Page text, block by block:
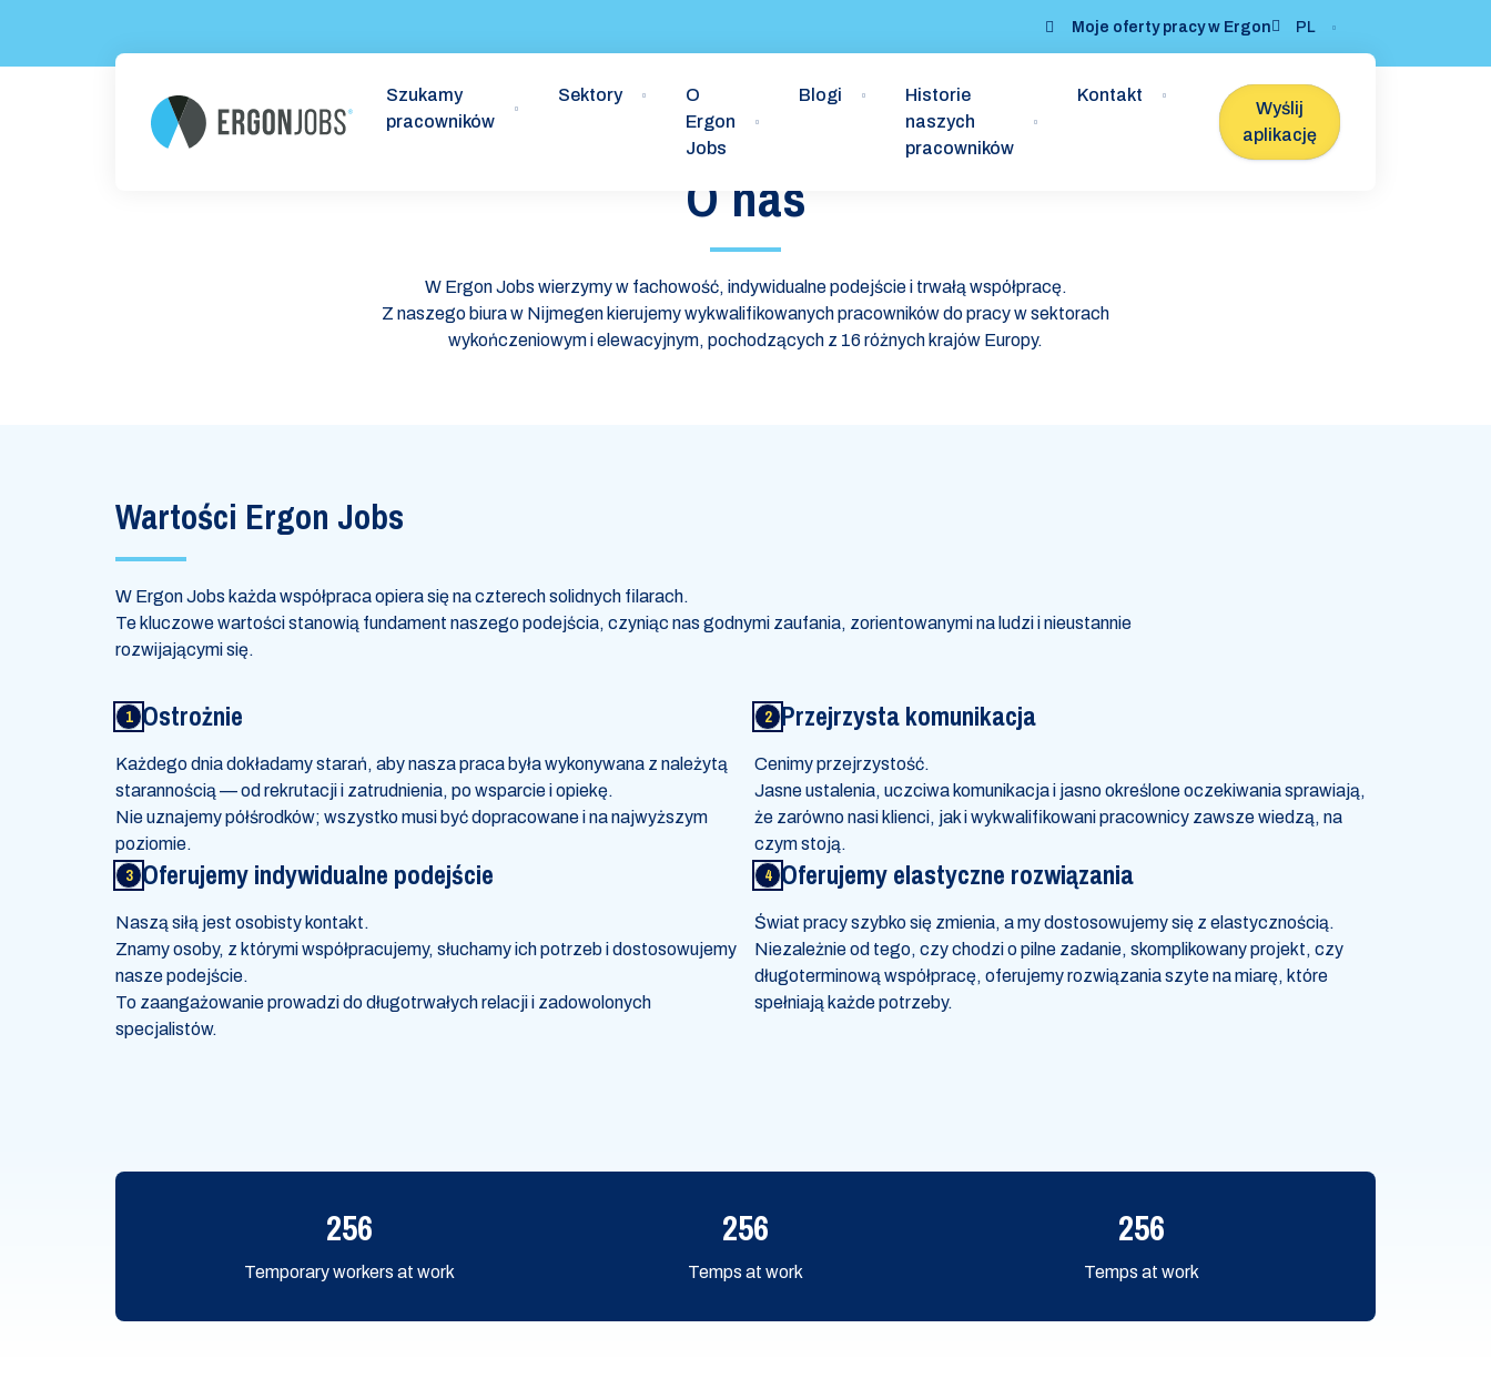
Moje oferty pracy w Ergon PL
Szukamy
pracowników
Sektory
O
Ergon
Jobs
Blogi
Historie
naszych
pracowników
Kontakt
Wyślij
aplikację
O nas
W Ergon Jobs wierzymy w fachowość, indywidualne podejście i trwałą współpracę.
Z naszego biura w Nijmegen kierujemy wykwalifikowanych pracowników do pracy w sektorach
wykończeniowym i elewacyjnym, pochodzących z 16 różnych krajów Europy.
Wartości Ergon Jobs
W Ergon Jobs każda współpraca opiera się na czterech solidnych filarach.
Te kluczowe wartości stanowią fundament naszego podejścia, czyniąc nas godnymi zaufania, zorientowanymi na ludzi i nieustannie
rozwijającymi się.
Ostrożnie
Każdego dnia dokładamy starań, aby nasza praca była wykonywana z należytą
starannością — od rekrutacji i zatrudnienia, po wsparcie i opiekę.
Nie uznajemy półśrodków; wszystko musi być dopracowane i na najwyższym
poziomie.
Przejrzysta komunikacja
Cenimy przejrzystość.
Jasne ustalenia, uczciwa komunikacja i jasno określone oczekiwania sprawiają,
że zarówno nasi klienci, jak i wykwalifikowani pracownicy zawsze wiedzą, na
czym stoją.
Oferujemy indywidualne podejście
Naszą siłą jest osobisty kontakt.
Znamy osoby, z którymi współpracujemy, słuchamy ich potrzeb i dostosowujemy
nasze podejście.
To zaangażowanie prowadzi do długotrwałych relacji i zadowolonych
specjalistów.
Oferujemy elastyczne rozwiązania
Świat pracy szybko się zmienia, a my dostosowujemy się z elastycznością.
Niezależnie od tego, czy chodzi o pilne zadanie, skomplikowany projekt, czy
długoterminową współpracę, oferujemy rozwiązania szyte na miarę, które
spełniają każde potrzeby.
256
Temporary workers at work
256
Temps at work
256
Temps at work